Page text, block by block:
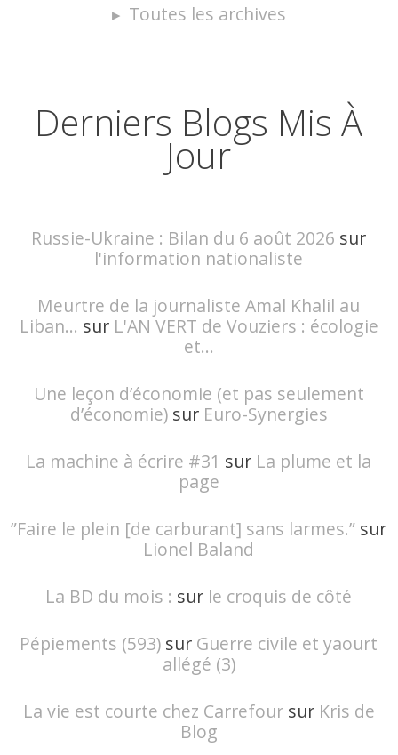
Toutes les archives
Derniers Blogs Mis À
Jour
Russie-Ukraine : Bilan du 6 août 2026 sur
l'information nationaliste
Meurtre de la journaliste Amal Khalil au
Liban... sur L'AN VERT de Vouziers : écologie
et...
Une leçon d’économie (et pas seulement
d’économie)sur Euro-Synergies
La machine à écrire #31 sur La plume et la
page
”Faire le plein [de carburant] sans larmes.” sur
Lionel Baland
La BD du mois : sur le croquis de côté
Pépiements (593) sur Guerre civile et yaourt
allégé (3)
La vie est courte chez Carrefoursur Kris de
Blog